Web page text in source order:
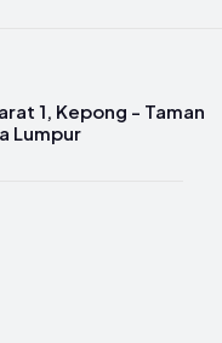
1, Kepong - Taman
Lumpur